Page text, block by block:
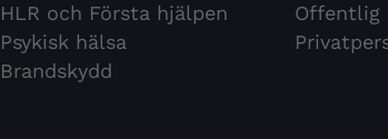
HLR och Första hjälpen
Psykisk hälsa
Brandskydd
Offentlig